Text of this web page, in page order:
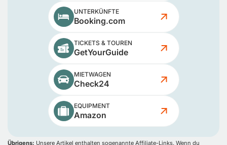
UNTERKÜNFTE
Booking.com
TICKETS & TOUREN
GetYourGuide
MIETWAGEN
Check24
EQUIPMENT
Amazon
Übrigens: Unsere Artikel enthalten sogenannte Affiliate-Links. Wenn du